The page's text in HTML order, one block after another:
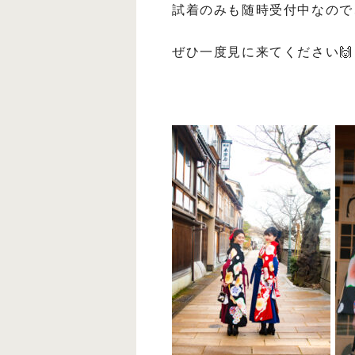
試着のみも随時受付中なの
ぜひ一度見に来てください🙌